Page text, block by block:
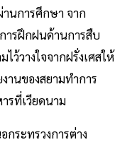
านการศึกษา จาก
ารฝึกฝนด้านการสืบ
ว้วางใจจากฝรั่งเศสให้
านของสยามทำการ
รที่เวียดนาม
กระทรวงการต่าง